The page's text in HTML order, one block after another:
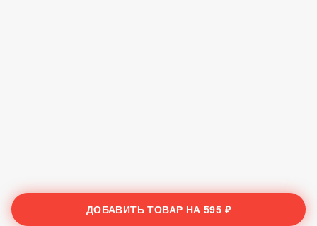
ДОБАВИТЬ ТОВАР НА595 ₽